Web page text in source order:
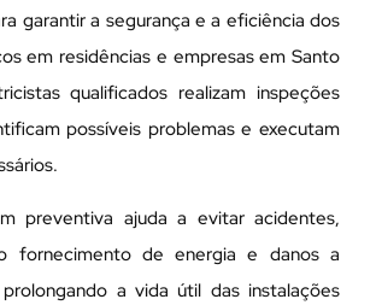
garantir a segurança e a eficiência dos
em residências e empresas em Santo
qualificados realizam inspeções
possíveis problemas e executam
preventiva ajuda a evitar acidentes,
fornecimento de energia e danos a
a vida útil das instalações